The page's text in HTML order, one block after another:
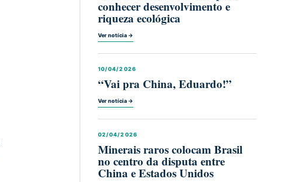
conhecer desenvolvimento e
riqueza ecológica
Ver notícia →
10/04/2026
“Vai pra China, Eduardo!”
Ver notícia →
02/04/2026
Minerais raros colocam Brasil
no centro da disputa entre
China e Estados Unidos